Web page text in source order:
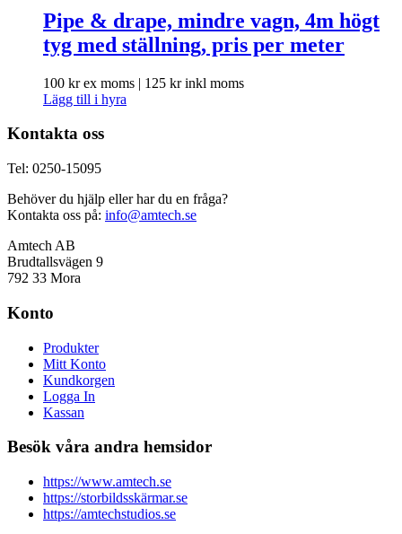
Pipe & drape, mindre vagn, 4m högt
tyg med ställning, pris per meter
100 krex moms | 125 krinkl moms
Lägg till i hyra
Kontakta oss
Tel: 0250-15095
Behöver du hjälp eller har du en fråga?
Kontakta oss på: info@amtech.se
Amtech AB
Brudtallsvägen 9
792 33 Mora
Konto
Produkter
Mitt Konto
Kundkorgen
Logga In
Kassan
Besök våra andra hemsidor
https://www.amtech.se
https://storbildsskärmar.se
https://amtechstudios.se